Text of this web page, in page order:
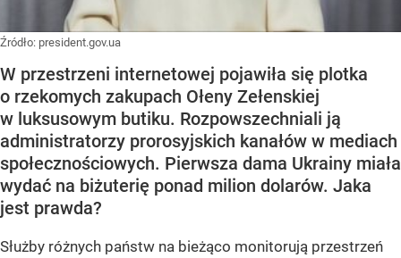
Źródło: president.gov.ua
W przestrzeni internetowej pojawiła się plotka
o rzekomych zakupach Ołeny Zełenskiej
w luksusowym butiku. Rozpowszechniali ją
administratorzy prorosyjskich kanałów w mediach
społecznościowych. Pierwsza dama Ukrainy miała
wydać na biżuterię ponad milion dolarów. Jaka
jest prawda?
Służby różnych państw na bieżąco monitorują przestrzeń